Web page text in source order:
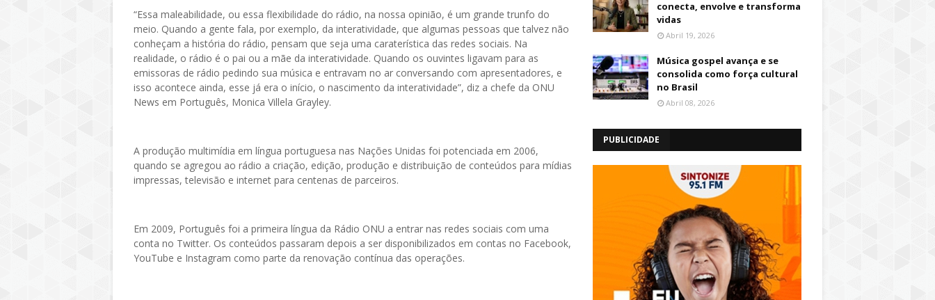
“Essa maleabilidade, ou essa flexibilidade do rádio, na nossa opinião, é um grande trunfo do
meio. Quando a gente fala, por exemplo, da interatividade, que algumas pessoas que talvez não
conheçam a história do rádio, pensam que seja uma caraterística das redes sociais. Na
realidade, o rádio é o pai ou a mãe da interatividade. Quando os ouvintes ligavam para as
emissoras de rádio pedindo sua música e entravam no ar conversando com apresentadores, e
isso acontece ainda, esse já era o início, o nascimento da interatividade”, diz a chefe da ONU
News em Português, Monica Villela Grayley.
A produção multimídia em língua portuguesa nas Nações Unidas foi potenciada em 2006,
quando se agregou ao rádio a criação, edição, produção e distribuição de conteúdos para mídias
impressas, televisão e internet para centenas de parceiros.
Em 2009, Português foi a primeira língua da Rádio ONU a entrar nas redes sociais com uma
conta no Twitter. Os conteúdos passaram depois a ser disponibilizados em contas no Facebook,
YouTube e Instagram como parte da renovação contínua das operações.
conecta, envolve e transforma
vidas
Abril 19, 2026
Música gospel avança e se
consolida como força cultural
no Brasil
Abril 08, 2026
PUBLICIDADE